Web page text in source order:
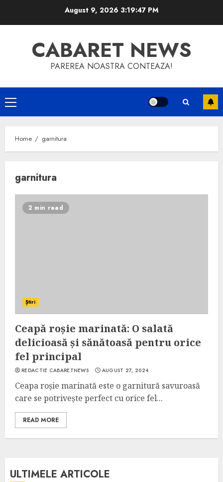
August 9, 2026 3:19:48 PM
CABARET NEWS
PAREREA NOASTRA CONTEAZA!
Primary
Menu
Home garnitura
garnitura
2 min read
Știri
Ceapă roșie marinată: O salată
delicioasă și sănătoasă pentru orice
fel principal
REDACTIE CABARETNEWS AUGUST 27, 2024
Ceapa roșie marinată este o garnitură savuroasă
care se potrivește perfect cu orice fel...
READ MORE
ULTIMELE ARTICOLE